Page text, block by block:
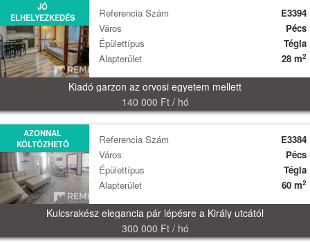
JÓ
ELHELYEZKEDÉS
Kiadó garzon az orvosi egyetem mellett
140 000 Ft / hó
Referencia Szám
E3394
Város
Pécs
Épülettípus
Tégla
Alapterület
28 m2
AZONNAL
KÖLTÖZHETŐ
Kulcsrakész elegancia pár lépésre a Király utcától
300 000 Ft / hó
Referencia Szám
E3384
Város
Pécs
Épülettípus
Tégla
Alapterület
60 m2